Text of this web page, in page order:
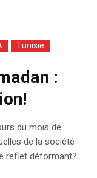
Tunisie
:
du mois de
de la société
reflet déformant?